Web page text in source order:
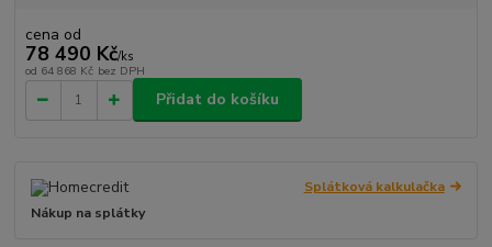
cena od
78 490 Kč/ks
od 64 868 Kč bez DPH
Přidat do košíku
Splátková kalkulačka
Nákup na splátky